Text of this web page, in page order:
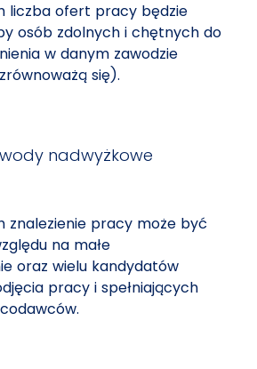
liczba ofert pracy będzie
osób zdolnych i chętnych do
w danym zawodzie
się).
nadwyżkowe
znalezienie pracy może być
na małe
oraz wielu kandydatów
pracy i spełniających